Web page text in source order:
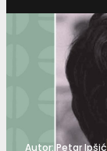
Autor: Petar Ipšić